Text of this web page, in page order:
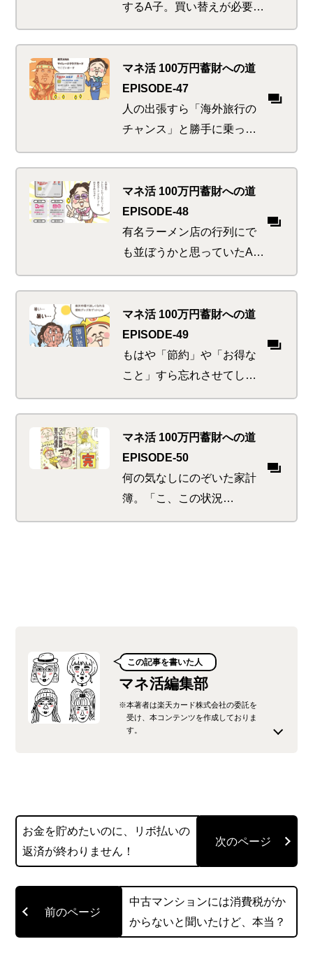
とは別ベクトルで…
するA子。買い替えが必要な
ものはお得にフリマアプリ
からゲットして賢く節約…
のつもりがアレもコレも欲
しくなっちゃう！あ、猫ち
ゃんが障子をやぶったわ、
これも買い替え…
マネ活 100万円蓄財への道
EPISODE-47
人の出張すら「海外旅行の
チャンス」と勝手に乗っか
り根性を丸出しにしてしま
うA子。海外にいろんな意味
で縁深いI子は、逆にコスト
に鋭敏すぎる。そんな彼ら
を一度に魅了するおトクの
正体とは…
マネ活 100万円蓄財への道
EPISODE-48
有名ラーメン店の行列にで
も並ぼうかと思っていたA
子。友人からの急なSOSに
フットワーク軽く対応（暇
だから）したところ、そこ
には新生活のすべり出しに
しくじった人々の列が…
マネ活 100万円蓄財への道
EPISODE-49
もはや「節約」や「お得な
こと」すら忘れさせてしま
う、恐ろしく暑すぎる日本
の夏。サスティナブルやエ
コロジーに気を遣うSDGsな
イケ女を目指していたが、
そんなことより今はアイ
ス…
マネ活 100万円蓄財への道
EPISODE-50
何の気なしにのぞいた家計
簿。「こ、この状況
は！！」これまで経験した
この記事を書いた人
マネ活編集部
※本著者は楽天カード株式会社の委託を
受け、本コンテンツを作成しておりま
す。
ービスに精通した社員が、最新のキャンペーン情
報から、生活に役立つ節約術、少し難しい法律や
かりやすく噛み砕いてお届けします。
読者の皆様が、貯まったポイントで賢くお買い物
お金を貯めたいのに、リボ払いの
返済が終わりません！
中古マンションには消費税がか
からないと聞いたけど、本当？